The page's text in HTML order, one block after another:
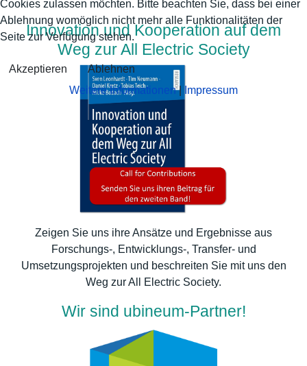
Innovation und Kooperation auf dem
Weg zur All Electric Society
Zeigen Sie uns ihre Ansätze und Ergebnisse aus
Forschungs-, Entwicklungs-, Transfer- und
Umsetzungsprojekten und beschreiten Sie mit uns den
Weg zur All Electric Society.
Wir sind ubineum-Partner!
Cookies zulassen möchten. Bitte beachten Sie, dass bei einer
Ablehnung womöglich nicht mehr alle Funktionalitäten der
Seite zur Verfügung stehen.
Akzeptieren
Ablehnen
Weitere Informationen| Impressum